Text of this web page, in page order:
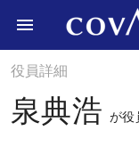
役員詳細
泉典浩 が役